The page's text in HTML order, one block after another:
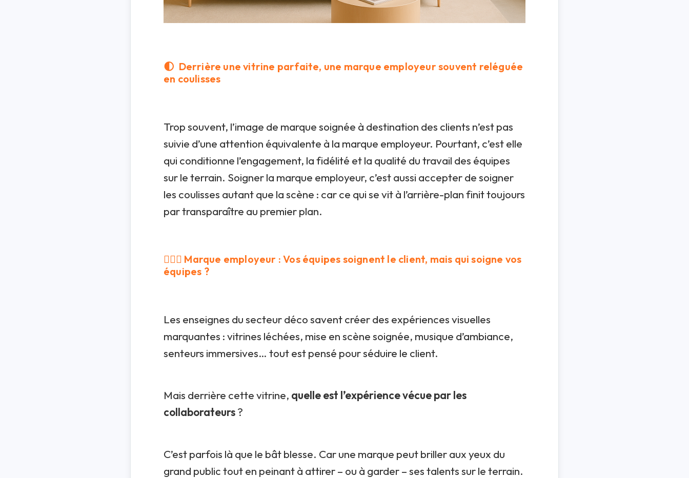
🌓 Derrière une vitrine parfaite, une marque employeur souvent reléguée
en coulisses
Trop souvent, l’image de marque soignée à destination des clients n’est pas
suivie d’une attention équivalente à la marque employeur. Pourtant, c’est elle
qui conditionne l’engagement, la fidélité et la qualité du travail des équipes
sur le terrain. Soigner la marque employeur, c’est aussi accepter de soigner
les coulisses autant que la scène : car ce qui se vit à l’arrière-plan finit toujours
par transparaître au premier plan.
👩‍❤️‍👩 Marque employeur : Vos équipes soignent le client, mais qui soigne vos
équipes ?
Les enseignes du secteur déco savent créer des expériences visuelles
marquantes : vitrines léchées, mise en scène soignée, musique d’ambiance,
senteurs immersives… tout est pensé pour séduire le client.
Mais derrière cette vitrine, quelle est l’expérience vécue par les
collaborateurs?
C’est parfois là que le bât blesse. Car une marque peut briller aux yeux du
grand public tout en peinant à attirer – ou à garder – ses talents sur le terrain.